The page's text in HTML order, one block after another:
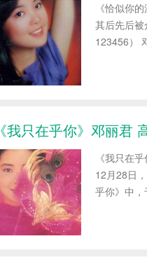
《恰似你
其后先后
123456）
《我只在乎你》邓丽君
《我只在
12月28日
乎你》中